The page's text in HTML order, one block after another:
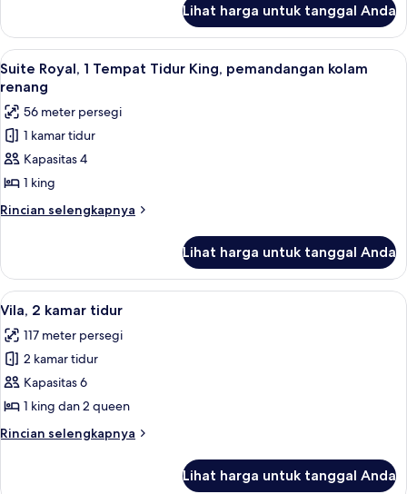
kolam
renang
(Caribe)
Suite,
Tempat
Tidur
Queen,
pemandangan
kolam
renang
(Caribe)
Lihat harga untuk tanggal Anda
Lihat
semua
foto
untuk
Suite
Royal,
1
Tempat
pemandangan
kolam
renang
Suite Royal, 1 Tempat Tidur King,
6
Suite Royal, 1 Tempat Tidur King, pemandangan kolam
renang
56 meter persegi
1 kamar tidur
Kapasitas 4
1 king
Rincian selengkapnya
Rincian
Suite
Royal,
1
Tidur
King,
kolam
renang
Lihat harga untuk tanggal Anda
Lihat
semua
foto
untuk
Vila,
2
kamar
tidur
Vila, 2 kamar tidur | Pemandangan
9
Vila, 2 kamar tidur
117 meter persegi
2 kamar tidur
Kapasitas 6
1 king dan 2 queen
Rincian selengkapnya
Rincian
Lihat harga untuk tanggal Anda